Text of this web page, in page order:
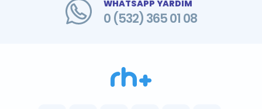
WHATSAPP YARDIM
0 (532) 365 01 08